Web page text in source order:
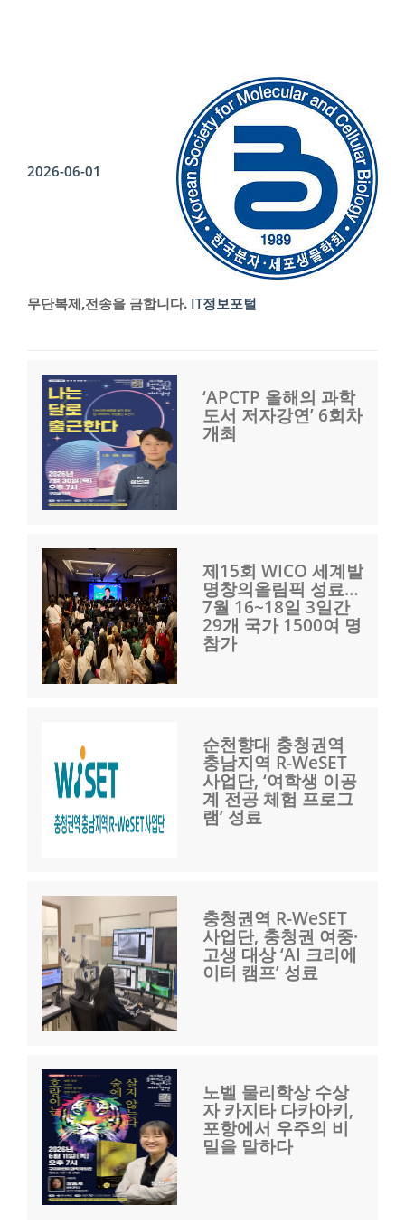
2026-06-01
무단복제,전송을 금합니다. IT정보포털
‘APCTP 올해의 과학
도서 저자강연’ 6회차
개최
제15회 WICO 세계발
명창의올림픽 성료…
7월 16~18일 3일간
29개 국가 1500여 명
참가
순천향대 충청권역
충남지역 R-WeSET
사업단, ‘여학생 이공
계 전공 체험 프로그
램’ 성료
충청권역 R-WeSET
사업단, 충청권 여중·
고생 대상 ‘AI 크리에
이터 캠프’ 성료
노벨 물리학상 수상
자 카지타 다카아키,
포항에서 우주의 비
밀을 말하다